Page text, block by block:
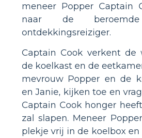
meneer Popper Captain
naar de
ontdekkingsreiziger.
Captain Cook verkent de
de koelkast en de
mevrouw Popper en de
en Janie, kijken toe en
Captain Cook honger
zal slapen. Meneer
plekje vrij in de koelbox